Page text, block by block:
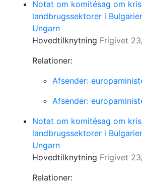
Notat om komitésag om
landbrugssektorer i
Ungarn
Hovedtilknytning Frigivet
Relationer:
Afsender:
Afsender:
Notat om komitésag om
landbrugssektorer i
Ungarn
Hovedtilknytning Frigivet
Relationer: